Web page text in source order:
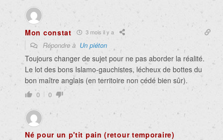
Mon constat 3 mois il y a
Répondre à Un piéton
Toujours changer de sujet pour ne pas aborder la réalité.
Le lot des bons Islamo-gauchistes, lécheux de bottes du
bon maître anglais (en territoire non cédé bien sûr).
0 0
Né pour un p'tit pain (retour temporaire)